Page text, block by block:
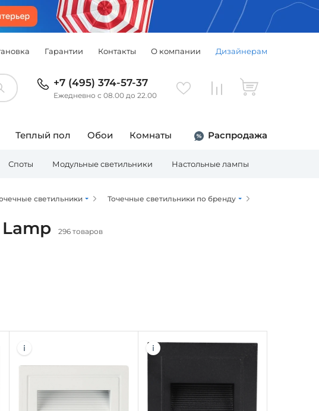
Гарантии Контакты О компании Дизайнерам
+7 (495) 374-57-37
Ежедневно с 08.00 до 22.00
Теплый пол Обои Комнаты Распродажа
Споты Модульные светильники Настольные лампы
светильники
Точечные светильники по бренду
296 товаров